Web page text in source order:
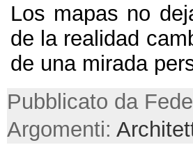
Los mapas no
de la realidad
de una mirada
Pubblicato da
Argomenti: